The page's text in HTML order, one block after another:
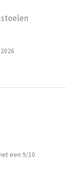
een 9/10